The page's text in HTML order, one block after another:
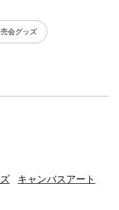
会グッズ
キャンバスアート